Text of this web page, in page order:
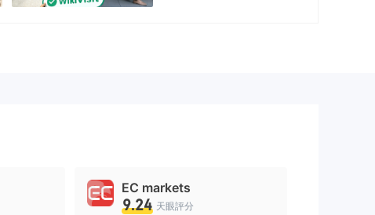
EC markets
9.24 天眼評分